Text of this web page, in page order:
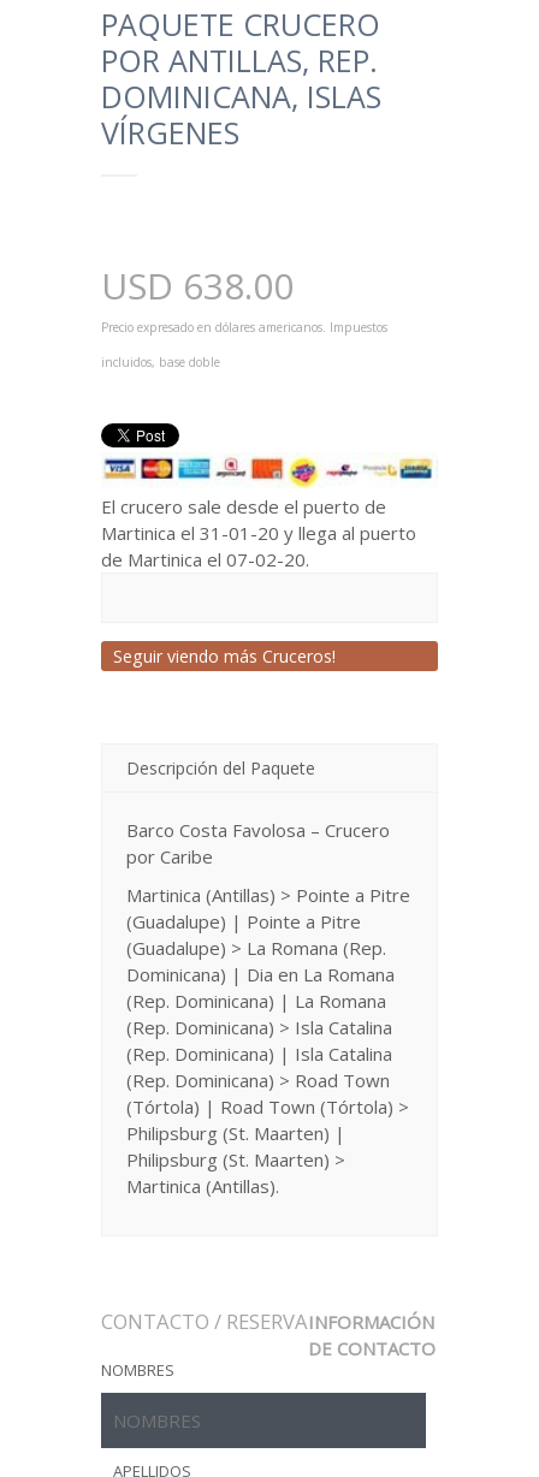
PAQUETE CRUCERO
POR ANTILLAS, REP.
DOMINICANA, ISLAS
VÍRGENES
USD 638.00
Precio expresado en dólares americanos. Impuestos
incluidos, base doble
El crucero sale desde el puerto de
Martinica el 31-01-20 y llega al puerto
de Martinica el 07-02-20.
Seguir viendo más Cruceros!
Descripción del Paquete
Barco Costa Favolosa – Crucero
por Caribe
Martinica (Antillas) > Pointe a Pitre
(Guadalupe) | Pointe a Pitre
(Guadalupe) > La Romana (Rep.
Dominicana) | Dia en La Romana
(Rep. Dominicana) | La Romana
(Rep. Dominicana) > Isla Catalina
(Rep. Dominicana) | Isla Catalina
(Rep. Dominicana) > Road Town
(Tórtola) | Road Town (Tórtola) >
Philipsburg (St. Maarten) |
Philipsburg (St. Maarten) >
Martinica (Antillas).
CONTACTO / RESERVAINFORMACIÓN
DE CONTACTO
NOMBRES
APELLIDOS